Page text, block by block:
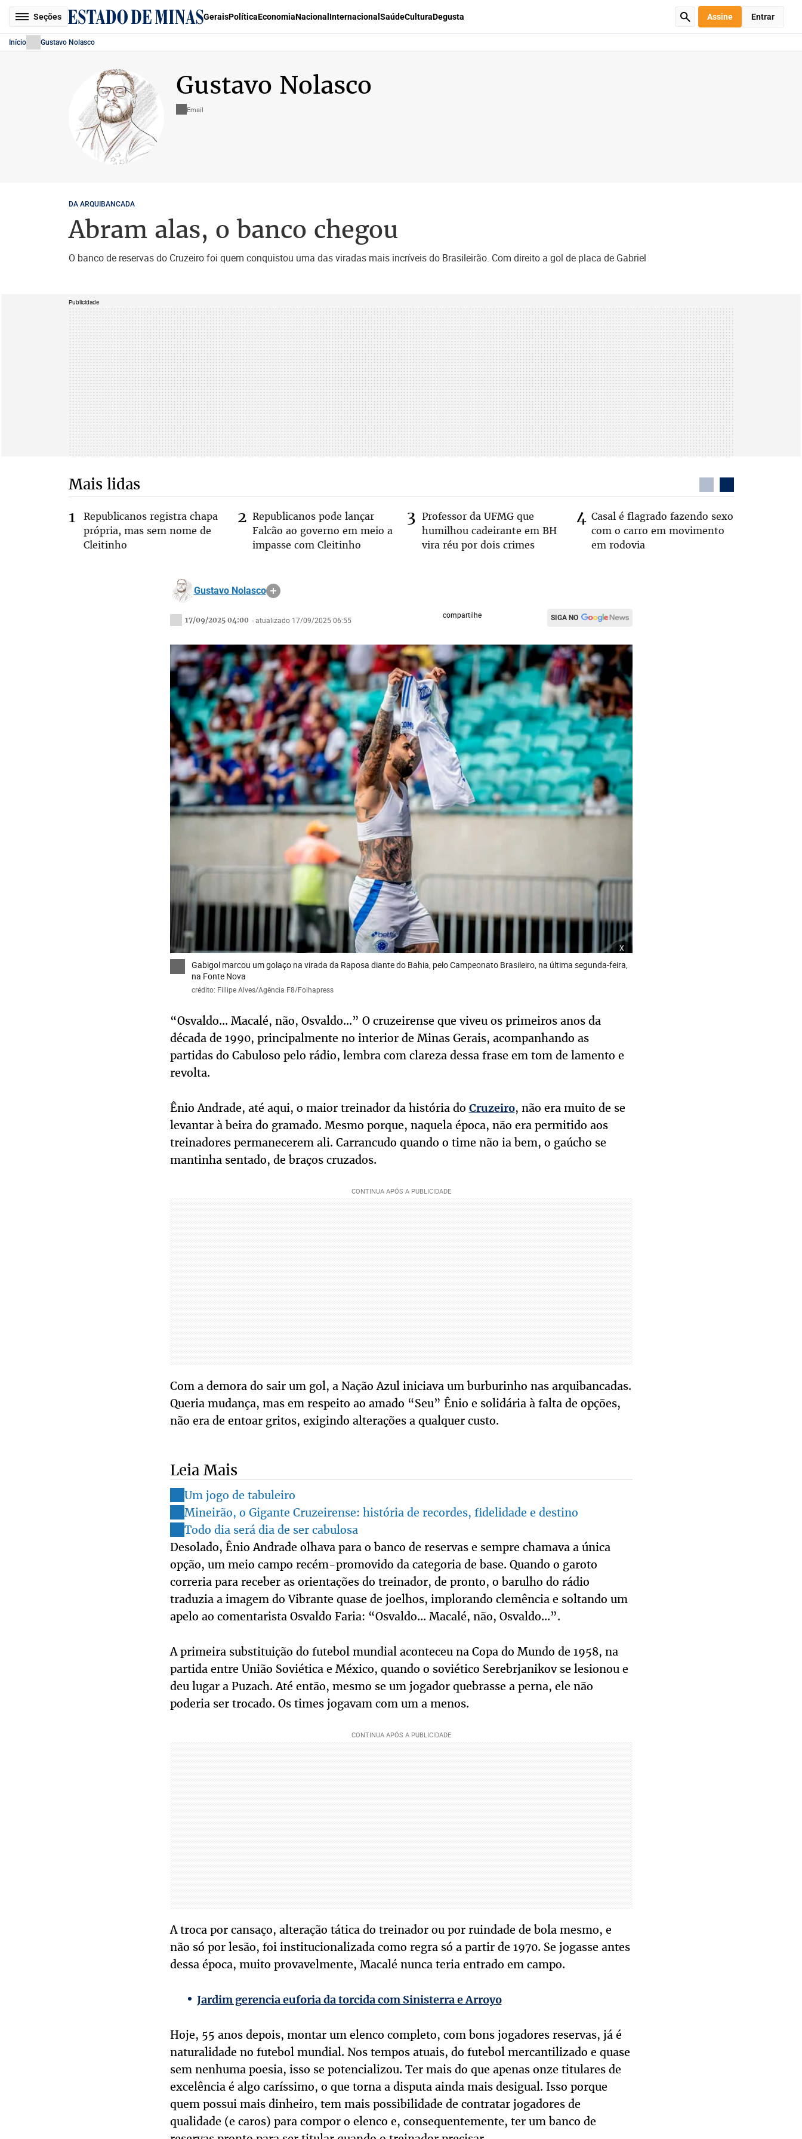
Seções GeraisPolíticaEconomiaNacional Internacional SaúdeCulturaDegusta Assine Entrar
Início Gustavo Nolasco
Gustavo Nolasco
Email
DA ARQUIBANCADA
Abram alas, o banco chegou
O banco de reservas do Cruzeiro foi quem conquistou uma das viradas mais incríveis do Brasileirão. Com direito a gol de placa de Gabriel
Publicidade
Mais lidas
Republicanos registra chapa
própria, mas sem nome de
Cleitinho
Republicanos pode lançar
Falcão ao governo em meio a
impasse com Cleitinho
Professor da UFMG que
humilhou cadeirante em BH
vira réu por dois crimes
Casal é flagrado fazendo sexo
com o carro em movimento
em rodovia
Gustavo Nolasco
17/09/2025 04:00 - atualizado 17/09/2025 06:55
compartilhe SIGA NO
x
Gabigol marcou um golaço na virada da Raposa diante do Bahia, pelo Campeonato Brasileiro, na última segunda-feira,
na Fonte Nova
crédito: Fillipe Alves/Agência F8/Folhapress
“Osvaldo... Macalé, não, Osvaldo...” O cruzeirense que viveu os primeiros anos da
década de 1990, principalmente no interior de Minas Gerais, acompanhando as
partidas do Cabuloso pelo rádio, lembra com clareza dessa frase em tom de lamento e
revolta.
Ênio Andrade, até aqui, o maior treinador da história do Cruzeiro, não era muito de se
levantar à beira do gramado. Mesmo porque, naquela época, não era permitido aos
treinadores permanecerem ali. Carrancudo quando o time não ia bem, o gaúcho se
mantinha sentado, de braços cruzados.
Com a demora do sair um gol, a Nação Azul iniciava um burburinho nas arquibancadas.
Queria mudança, mas em respeito ao amado “Seu” Ênio e solidária à falta de opções,
não era de entoar gritos, exigindo alterações a qualquer custo.
Leia Mais
Um jogo de tabuleiro
Mineirão, o Gigante Cruzeirense: história de recordes, fidelidade e destino
Todo dia será dia de ser cabulosa
Desolado, Ênio Andrade olhava para o banco de reservas e sempre chamava a única
opção, um meio campo recém-promovido da categoria de base. Quando o garoto
correria para receber as orientações do treinador, de pronto, o barulho do rádio
traduzia a imagem do Vibrante quase de joelhos, implorando clemência e soltando um
apelo ao comentarista Osvaldo Faria: “Osvaldo... Macalé, não, Osvaldo...”.
A primeira substituição do futebol mundial aconteceu na Copa do Mundo de 1958, na
partida entre União Soviética e México, quando o soviético Serebrjanikov se lesionou e
deu lugar a Puzach. Até então, mesmo se um jogador quebrasse a perna, ele não
poderia ser trocado. Os times jogavam com um a menos.
A troca por cansaço, alteração tática do treinador ou por ruindade de bola mesmo, e
não só por lesão, foi institucionalizada como regra só a partir de 1970. Se jogasse antes
dessa época, muito provavelmente, Macalé nunca teria entrado em campo.
Jardim gerencia euforia da torcida com Sinisterra e Arroyo
Hoje, 55 anos depois, montar um elenco completo, com bons jogadores reservas, já é
naturalidade no futebol mundial. Nos tempos atuais, do futebol mercantilizado e quase
sem nenhuma poesia, isso se potencializou. Ter mais do que apenas onze titulares de
excelência é algo caríssimo, o que torna a disputa ainda mais desigual. Isso porque
quem possui mais dinheiro, tem mais possibilidade de contratar jogadores de
qualidade (e caros) para compor o elenco e, consequentemente, ter um banco de